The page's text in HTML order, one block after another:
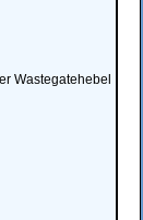
Wastegatehebel